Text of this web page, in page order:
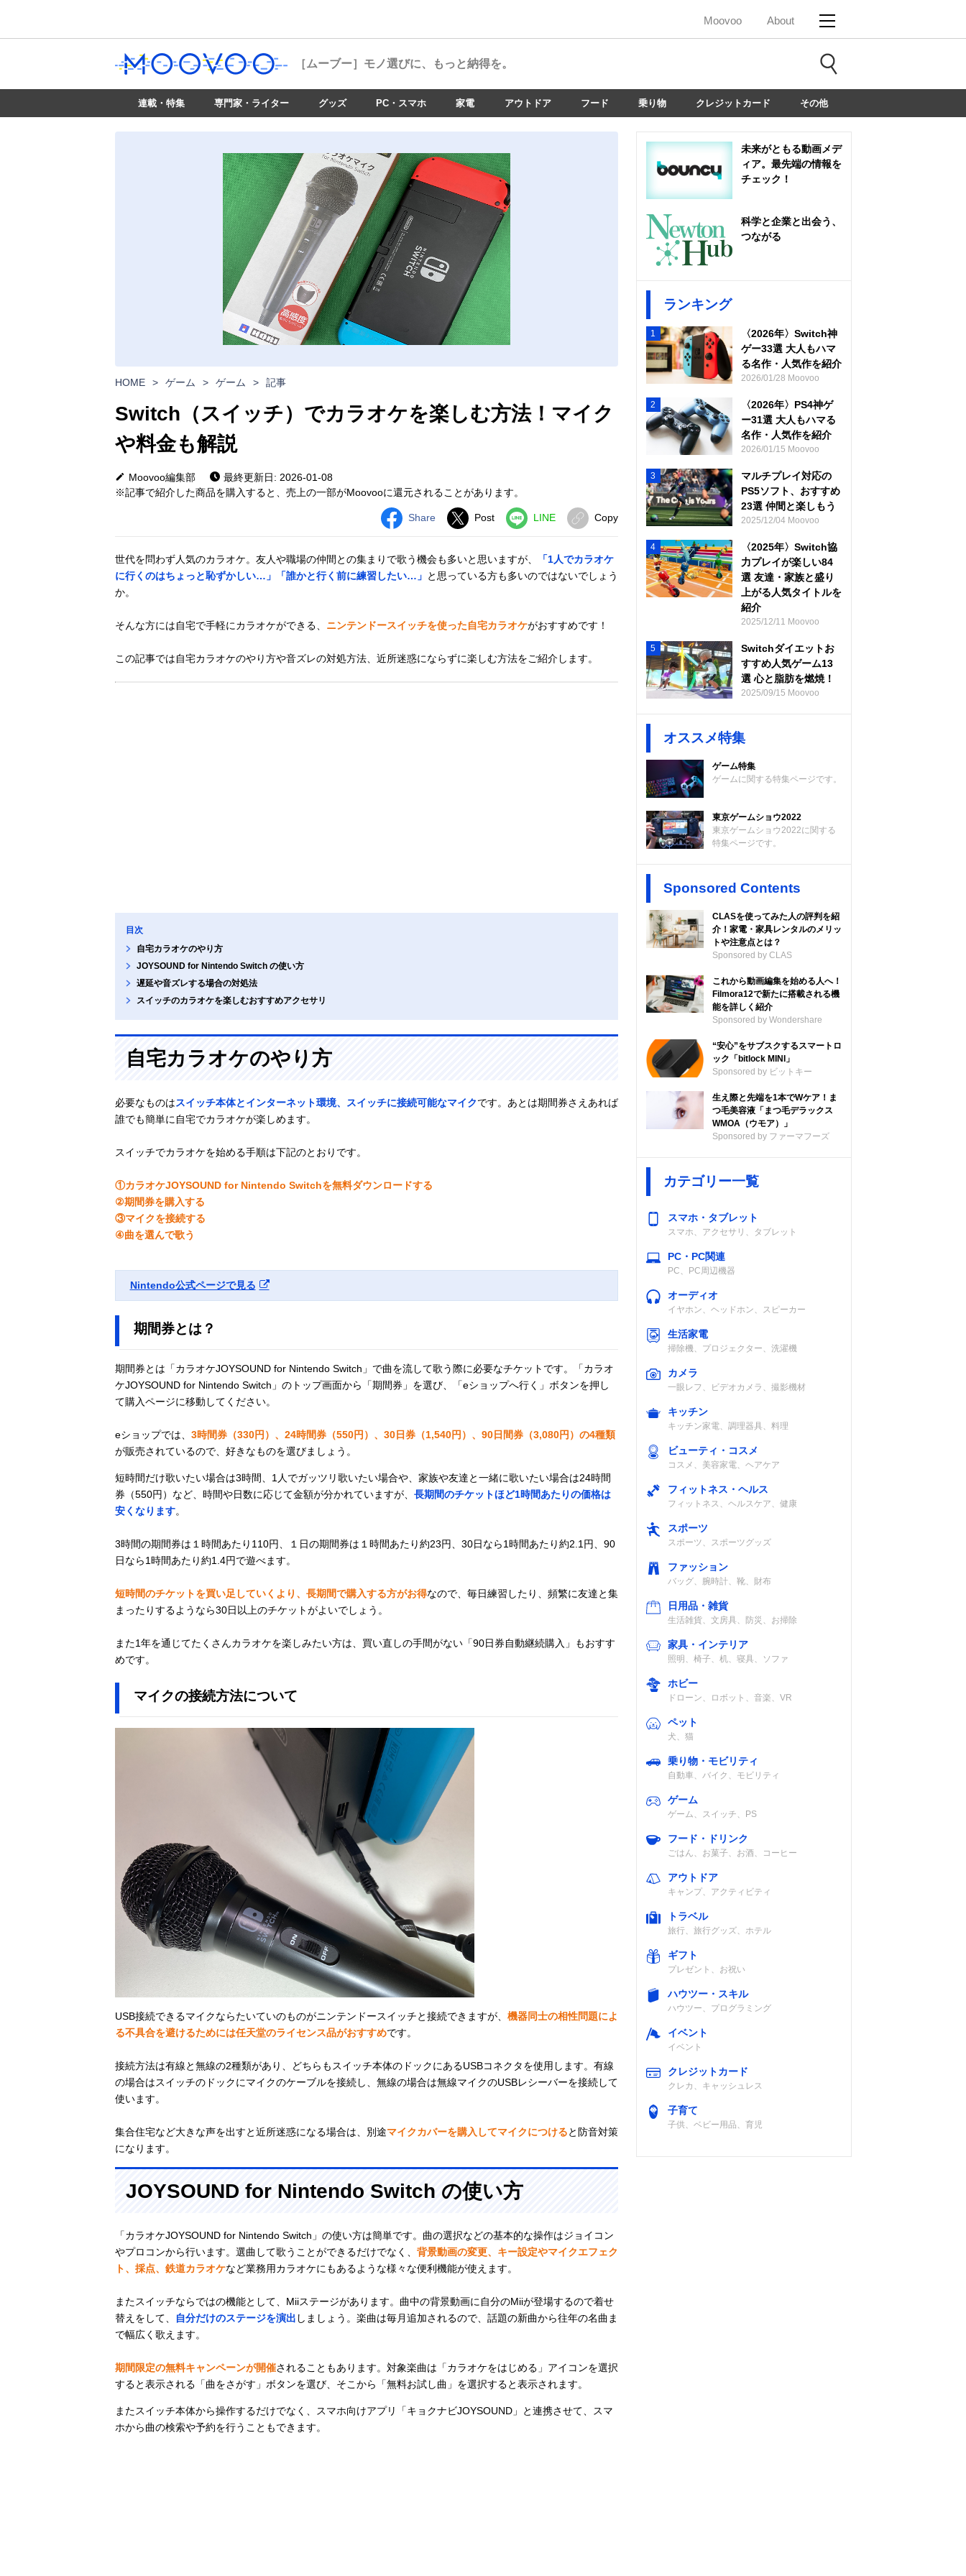
Moovoo About
［ムーブー］ モノ選びに、もっと納得を。
連載・特集 専門家・ライター グッズ PC・スマホ 家電 アウトドア フード 乗り物 クレジットカード その他
HOME > ゲーム > ゲーム > 記事
Switch（スイッチ）でカラオケを楽しむ方法！マイク
や料金も解説
Moovoo編集部
最終更新日: 2026-01-08
※記事で紹介した商品を購入すると、売上の一部がMoovooに還元されることがあります。
Share Post LINE Copy
世代を問わず人気のカラオケ。友人や職場の仲間との集まりで歌う機会も多いと思いますが、
「1人でカラオケ
に行くのはちょっと恥ずかしい…」「誰かと行く前に練習したい…」 と思っている方も多いのではないでしょう
か。
そんな方には自宅で手軽にカラオケができる、 ニンテンドースイッチを使った自宅カラオケがおすすめです！
この記事では自宅カラオケのやり方や音ズレの対処方法、近所迷惑にならずに楽しむ方法をご紹介します。
目次
自宅カラオケのやり方
JOYSOUND for Nintendo Switch の使い方
遅延や音ズレする場合の対処法
スイッチのカラオケを楽しむおすすめアクセサリ
自宅カラオケのやり方
必要なものはスイッチ本体とインターネット環境、スイッチに接続可能なマイクです。あとは期間券さえあれば
誰でも簡単に自宅でカラオケが楽しめます。
スイッチでカラオケを始める手順は下記のとおりです。
①カラオケJOYSOUND for Nintendo Switchを無料ダウンロードする
②期間券を購入する
③マイクを接続する
④曲を選んで歌う
Nintendo公式ページで見る
期間券とは？
期間券とは「カラオケJOYSOUND for Nintendo Switch」で曲を流して歌う際に必要なチケットです。「カラオ
ケJOYSOUND for Nintendo Switch」のトップ画面から「期間券」を選び、「eショップへ行く」ボタンを押し
て購入ページに移動してください。
eショップでは、 3時間券（330円）、24時間券（550円）、30日券（1,540円）、90日間券（3,080円）の4種類
が販売されているので、好きなものを選びましょう。
短時間だけ歌いたい場合は3時間、1人でガッツリ歌いたい場合や、家族や友達と一緒に歌いたい場合は24時間
券（550円）など、時間や日数に応じて金額が分かれていますが、 長期間のチケットほど1時間あたりの価格は
安くなります。
3時間の期間券は１時間あたり110円、１日の期間券は１時間あたり約23円、30日なら1時間あたり約2.1円、90
日なら1時間あたり約1.4円で遊べます。
短時間のチケットを買い足していくより、長期間で購入する方がお得なので、毎日練習したり、頻繁に友達と集
まったりするようなら30日以上のチケットがよいでしょう。
また1年を通じてたくさんカラオケを楽しみたい方は、買い直しの手間がない「90日券自動継続購入」もおすす
めです。
マイクの接続方法について
USB接続できるマイクならたいていのものがニンテンドースイッチと接続できますが、 機器同士の相性問題によ
る不具合を避けるためには任天堂のライセンス品がおすすめです。
接続方法は有線と無線の2種類があり、どちらもスイッチ本体のドックにあるUSBコネクタを使用します。有線
の場合はスイッチのドックにマイクのケーブルを接続し、無線の場合は無線マイクのUSBレシーバーを接続して
使います。
集合住宅など大きな声を出すと近所迷惑になる場合は、別途マイクカバーを購入してマイクにつけると防音対策
になります。
JOYSOUND for Nintendo Switch の使い方
「カラオケJOYSOUND for Nintendo Switch」の使い方は簡単です。曲の選択などの基本的な操作はジョイコン
やプロコンから行います。選曲して歌うことができるだけでなく、 背景動画の変更、キー設定やマイクエフェク
ト、採点、鉄道カラオケなど業務用カラオケにもあるような様々な便利機能が使えます。
またスイッチならではの機能として、Miiステージがあります。曲中の背景動画に自分のMiiが登場するので着せ
替えをして、
自分だけのステージを演出 しましょう。楽曲は毎月追加されるので、話題の新曲から往年の名曲ま
で幅広く歌えます。
期間限定の無料キャンペーンが開催されることもあります。対象楽曲は「カラオケをはじめる」アイコンを選択
すると表示される「曲をさがす」ボタンを選び、そこから「無料お試し曲」を選択すると表示されます。
またスイッチ本体から操作するだけでなく、スマホ向けアプリ「キョクナビJOYSOUND」と連携させて、スマ
ホから曲の検索や予約を行うこともできます。
未来がともる動画メデ
ィア。最先端の情報を
チェック！
科学と企業と出会う、
つながる
ランキング
1
〈2026年〉Switch神
ゲー33選 大人もハマ
る名作・人気作を紹介
2026/01/28 Moovoo
2
〈2026年〉PS4神ゲ
ー31選 大人もハマる
名作・人気作を紹介
2026/01/15 Moovoo
3
マルチプレイ対応の
PS5ソフト、おすすめ
23選 仲間と楽しもう
2025/12/04 Moovoo
4
〈2025年〉Switch協
力プレイが楽しい84
選 友達・家族と盛り
上がる人気タイトルを
紹介
2025/12/11 Moovoo
5
Switchダイエットお
すすめ人気ゲーム13
選 心と脂肪を燃焼！
2025/09/15 Moovoo
オススメ特集
ゲーム特集
ゲームに関する特集ページです。
東京ゲームショウ2022
東京ゲームショウ2022に関する
特集ページです。
Sponsored Contents
CLASを使ってみた人の評判を紹
介！家電・家具レンタルのメリッ
トや注意点とは？
Sponsored by CLAS
これから動画編集を始める人へ！
Filmora12で新たに搭載される機
能を詳しく紹介
Sponsored by Wondershare
“安心”をサブスクするスマートロ
ック「bitlock MINI」
Sponsored by ビットキー
生え際と先端を1本でWケア！ま
つ毛美容液「まつ毛デラックス
WMOA（ウモア）」
Sponsored by ファーマフーズ
カテゴリー一覧
スマホ・タブレット
スマホ、アクセサリ、タブレット
PC・PC関連
PC、PC周辺機器
オーディオ
イヤホン、ヘッドホン、スピーカー
生活家電
掃除機、プロジェクター、洗濯機
カメラ
一眼レフ、ビデオカメラ、撮影機材
キッチン
キッチン家電、調理器具、料理
ビューティ・コスメ
コスメ、美容家電、ヘアケア
フィットネス・ヘルス
フィットネス、ヘルスケア、健康
スポーツ
スポーツ、スポーツグッズ
ファッション
バッグ、腕時計、靴、財布
日用品・雑貨
生活雑貨、文房具、防災、お掃除
家具・インテリア
照明、椅子、机、寝具、ソファ
ホビー
ドローン、ロボット、音楽、VR
ペット
犬、猫
乗り物・モビリティ
自動車、バイク、モビリティ
ゲーム
ゲーム、スイッチ、PS
フード・ドリンク
ごはん、お菓子、お酒、コーヒー
アウトドア
キャンプ、アクティビティ
トラベル
旅行、旅行グッズ、ホテル
ギフト
プレゼント、お祝い
ハウツー・スキル
ハウツー、プログラミング
イベント
イベント
クレジットカード
クレカ、キャッシュレス
子育て
子供、ベビー用品、育児